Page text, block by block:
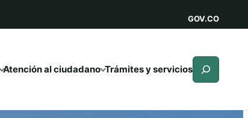
GOV.CO
Atención al ciudadano Trámites y servicios Buscar